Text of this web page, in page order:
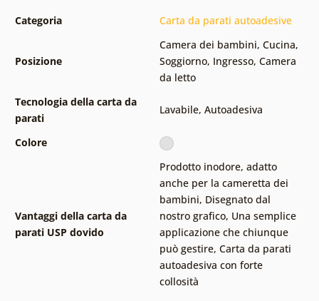
Categoria Carta da parati autoadesive
Posizione
Camera dei bambini, Cucina,
Soggiorno, Ingresso, Camera
da letto
Tecnologia della carta da
parati
Lavabile, Autoadesiva
Colore
Vantaggi della carta da
parati USP dovido
Prodotto inodore, adatto
anche per la cameretta dei
bambini, Disegnato dal
nostro grafico, Una semplice
applicazione che chiunque
può gestire, Carta da parati
autoadesiva con forte
collosità